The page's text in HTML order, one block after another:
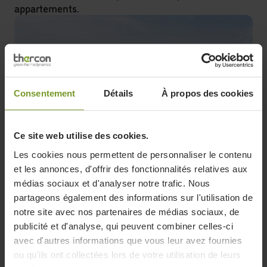
Consentement Détails À propos des cookies
Ce site web utilise des cookies.
Les cookies nous permettent de personnaliser le contenu
et les annonces, d'offrir des fonctionnalités relatives aux
médias sociaux et d'analyser notre trafic. Nous
partageons également des informations sur l'utilisation de
notre site avec nos partenaires de médias sociaux, de
publicité et d'analyse, qui peuvent combiner celles-ci
avec d'autres informations que vous leur avez fournies
ou qu'ils ont collectées lors de votre utilisation de leurs
appartements.
Appartements
Barl’lo: Les habitants du projet résidentiel Barl’lo
disposent d’un chauffage et d’une eau chaude
sanitaire durables grâce à une pompe à chaleur